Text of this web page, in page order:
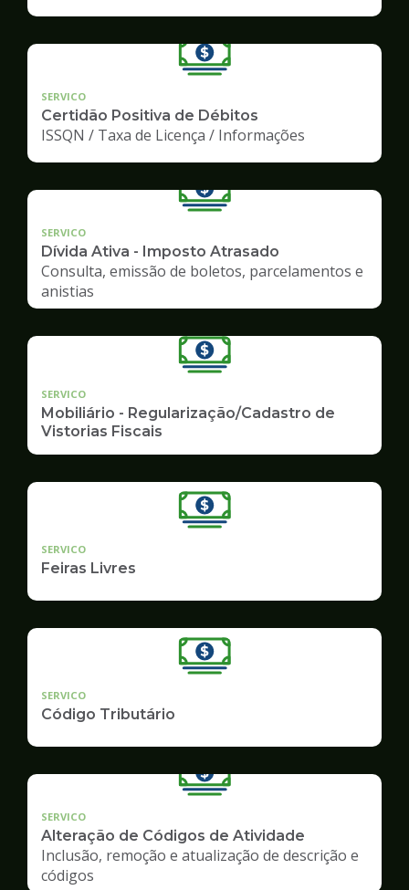
SERVICO
Certidão Positiva de Débitos
ISSQN / Taxa de Licença / Informações
SERVICO
Dívida Ativa - Imposto Atrasado
Consulta, emissão de boletos, parcelamentos e
anistias
SERVICO
Mobiliário - Regularização/Cadastro de
Vistorias Fiscais
SERVICO
Feiras Livres
SERVICO
Código Tributário
SERVICO
Alteração de Códigos de Atividade
Inclusão, remoção e atualização de descrição e
códigos